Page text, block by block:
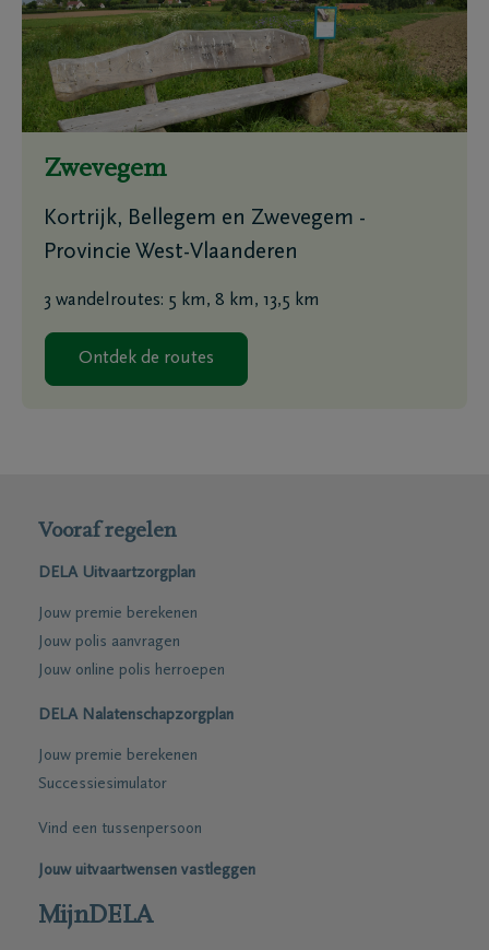
Zwevegem
Kortrijk, Bellegem en Zwevegem -
Provincie West-Vlaanderen
3 wandelroutes: 5 km, 8 km, 13,5 km
Ontdek de routes
Vooraf regelen
DELA Uitvaartzorgplan
Jouw premie berekenen
Jouw polis aanvragen
Jouw online polis herroepen
DELA Nalatenschapzorgplan
Jouw premie berekenen
Successiesimulator
Vind een tussenpersoon
Jouw uitvaartwensen vastleggen
MijnDELA